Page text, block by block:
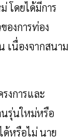
โดยได้มีการ
องการท่อง
เนื่องจากสนาม
งการและ
นรุ่นใหม่หรือ
ด้หรือไม่ นาย